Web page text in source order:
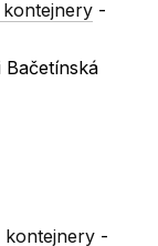
kontejnery -
kontejnery -